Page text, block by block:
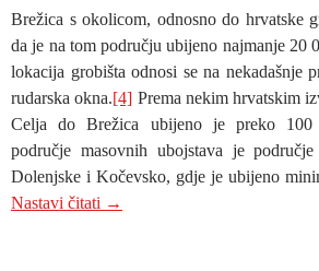
Brežica s okolicom, odnosno do hrvatske
da je na tom području ubijeno najmanje 20
lokacija grobišta odnosi se na nekadašnje
rudarska okna.[4] Prema nekim hrvatskim
Celja do Brežica ubijeno je preko 100
područje masovnih ubojstava je
Dolenjske i Kočevsko, gdje je ubijeno
Nastavi čitati SLOVENSKA
→